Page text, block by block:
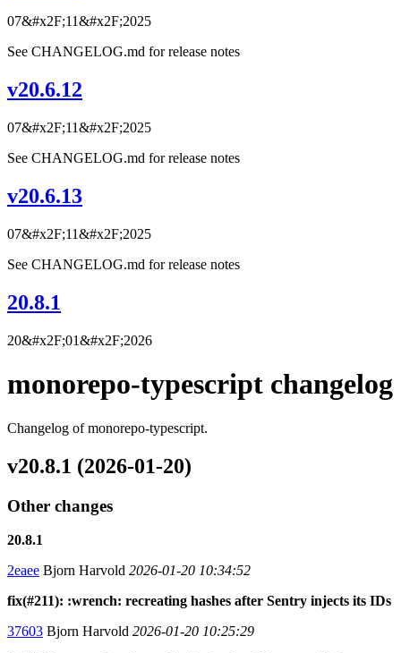
07&#x2F;11&#x2F;2025
See CHANGELOG.md for release notes
v20.6.12
07&#x2F;11&#x2F;2025
See CHANGELOG.md for release notes
v20.6.13
07&#x2F;11&#x2F;2025
See CHANGELOG.md for release notes
20.8.1
20&#x2F;01&#x2F;2026
monorepo-typescript changelog
Changelog of monorepo-typescript.
v20.8.1 (2026-01-20)
Other changes
20.8.1
2eaee Bjorn Harvold 2026-01-20 10:34:52
fix(#211): :wrench: recreating hashes after Sentry injects its IDs
37603 Bjorn Harvold 2026-01-20 10:25:29